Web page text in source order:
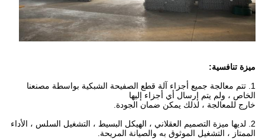
ميزة تنافسية:
1. تتم معالجة جميع أجزاء آلة قطع الصفيحة الشبكية بواسطة مصنعنا
الخاص ، ولم يتم إرسال أي أجزاء إليها
خارج للمعالجة ، لذلك يمكن ضمان الجودة.
2. لديها ميزة التصميم العقلاني ، الهيكل البسيط ، التشغيل السلس ، الأداء
الممتاز ، التشغيل الموثوق به والصيانة المريحة.